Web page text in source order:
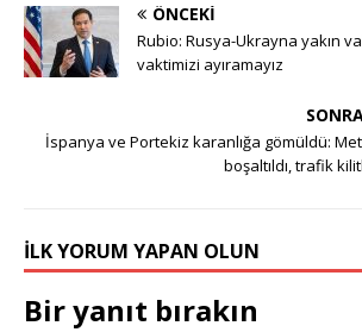
ÖNCEKI
Rubio: Rusya-Ukrayna yakın
vaktimizi ayıramayız
İspanya ve Portekiz karanlığa gömüldü:
boşaltıldı, trafik
İLK YORUM YAPAN OLUN
Bir yanıt bırakın